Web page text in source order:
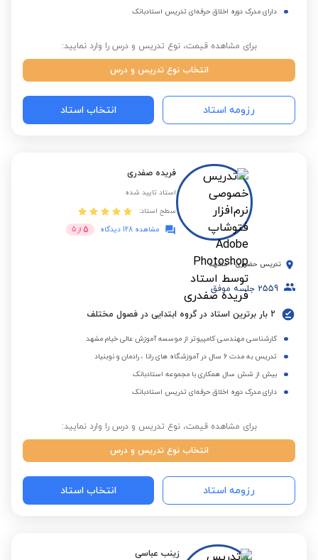
دارای مدرک دوره اخلاق حرفه‌ای تدریس استادبانک
برای مشاهده قیمت، نوع تدریس و درس را وارد نمایید:
انتخاب نوع تدریس و درس
رزومه استاد انتخاب استاد
فریده صفدری
استاد تایید شده
سطح استاد:
مشاهده 128 دیدگاه
5 از 5
تدریس حضوری - مشهد
2559 جلسه موفق
2 بار برترین استاد در گروه ابتدایی در فصول مختلف
کارشناسی مهندسی کامپیوتر از موسسه آموزش عالی خیام مشهد
تدریس به مدت 6 سال در آموزشگاه های رانا ، رادمان و نوبنیاد
بیش از شش سال همکاری با مجموعه استادبانک
دارای مدرک دوره اخلاق حرفه‌ای تدریس استادبانک
برای مشاهده قیمت، نوع تدریس و درس را وارد نمایید:
انتخاب نوع تدریس و درس
رزومه استاد انتخاب استاد
زینب عباسی